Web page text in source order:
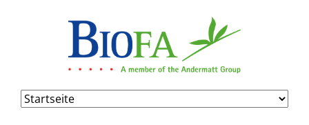
Navigation
überspringen